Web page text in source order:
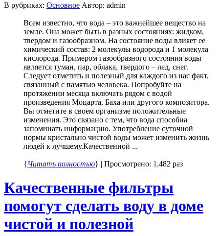
В рубриках: Основное Автор: admin
Всем известно, что вода – это важнейшее вещество на
земле. Она может быть в разных состояниях: жидком,
твердом и газообразном. На состояние воды влияет ее
химический состав: 2 молекулы водорода и 1 молекула
кислорода. Примером газообразного состояния воды
является туман, пар, облака, твердого – лед, снег.
Следует отметить и полезный для каждого из нас факт,
связанный с памятью человека. Попробуйте на
протяжении месяца включать рядом с водой
произведения Моцарта, Баха или другого композитора.
Вы отметите в своем организме положительные
изменения. Это связано с тем, что вода способна
запоминать информацию. Употребление суточной
нормы кристально чистой воды может изменить жизнь
людей к лучшему.Качественной ...
{Читать полностью} | Просмотрено: 1,482 раз
Качественные фильтры
помогут сделать воду в доме
чистой и полезной